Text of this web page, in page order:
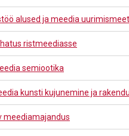
alused ja meedia
ristmeediasse
semiootika
kunsti kujunemine ja
meediamajandus